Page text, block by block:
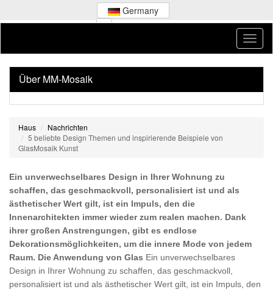
Germany
Über MM-Mosaik
Haus
Nachrichten
5 beliebte Design Themen und inspirierende Beispiele von
GlasMosaik Kunst
Ein unverwechselbares Design in Ihrer Wohnung zu
schaffen, das geschmackvoll, personalisiert ist und als
ästhetischer Wert gilt, ist ein Impuls, den die
Innenarchitekten immer wieder zum realen machen. Dank
ihrer großen Anstrengungen, gibt es endlose
Dekorationsmöglichkeiten, um die innere Mode von jedem
Raum. Die Anwendung von Glas Ein unverwechselbares
Design in Ihrer Wohnung zu schaffen, das geschmackvoll,
personalisiert ist und als ästhetischer Wert gilt, ist ein Impuls, den